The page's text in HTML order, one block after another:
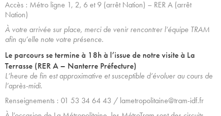
Accès : Métro ligne 1, 2, 6 et 9 (arrêt Nation) – RER A (arrêt
Nation)
À votre arrivée sur place, merci de venir rencontrer l’équipe TRAM
afin qu’elle note votre présence.
Le parcours se termine à 18h à l’issue de notre visite à La
Terrasse (RER A – Nanterre Préfecture)
L’heure de fin est approximative et susceptible d’évoluer au cours de
l’après-midi.
Renseignements : 01 53 34 64 43 / lametropolitaine@tram-idf.fr